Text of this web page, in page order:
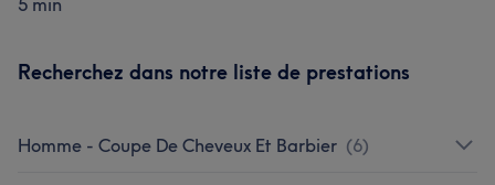
Recherchez dans notre liste de prestations
Homme - Coupe De Cheveux Et Barbier (6)